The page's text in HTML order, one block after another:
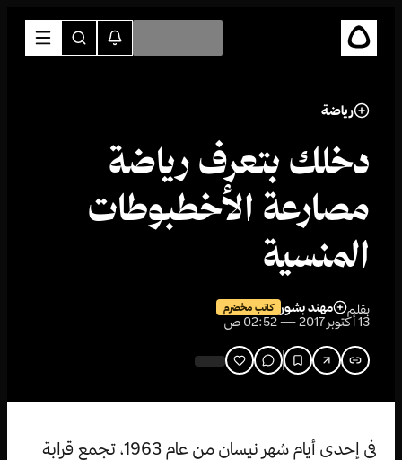
رياضة
دخلك بتعرف رياضة
مصارعة الأخطبوطات
المنسية
بقلم مهند بشور كاتب مخضرم
13 أكتوبر 2017 — 02:52 ص
في إحدى أيام شهر نيسان من عام 1963، تجمع قرابة